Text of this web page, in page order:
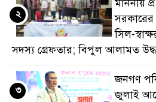
মাননীয়
সরকারের
সিল-
সদস্য গ্রেফতার; বিপুল আলামত
২
জনগণ
জুলাই
৩